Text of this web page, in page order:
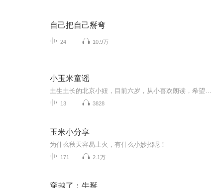
自己把自己掰弯
24 10.9万
小玉米童谣
13 3828
玉米小分享
为什么秋天容易上火，有什么小妙招呢！
171 2.1万
穿越了：牛掰